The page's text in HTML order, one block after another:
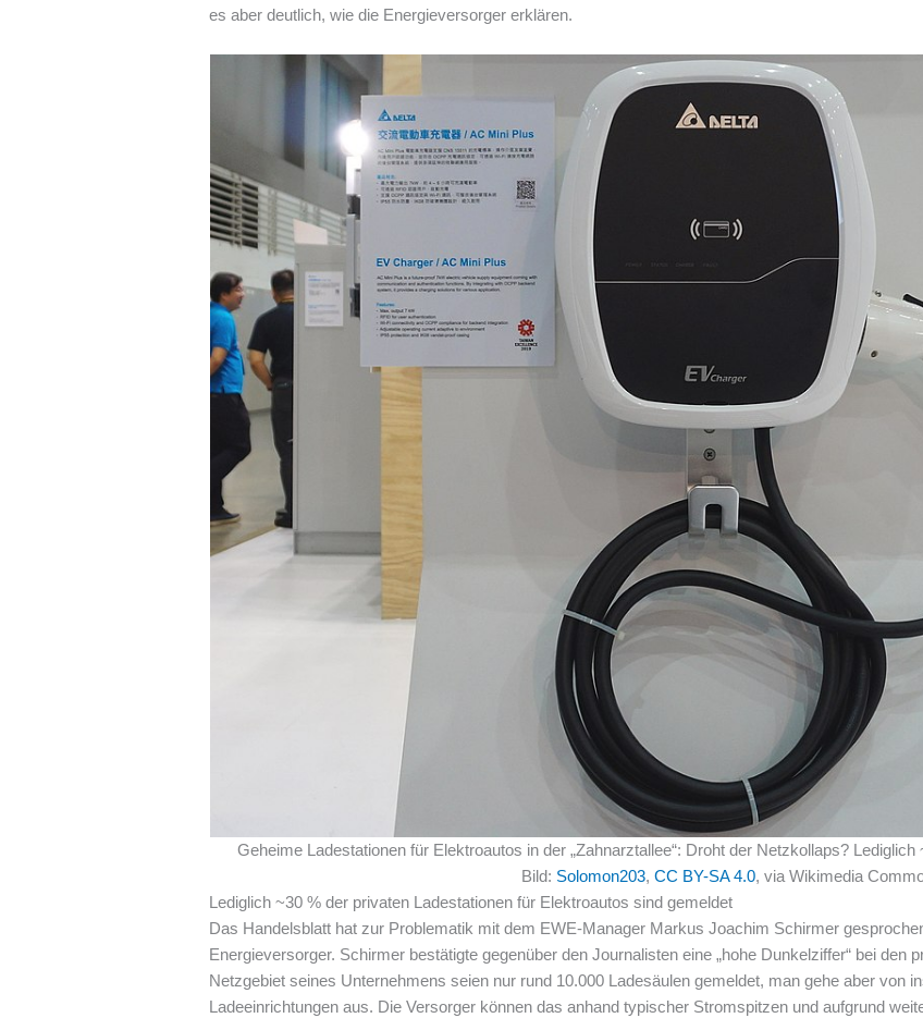
es aber deutlich, wie die Energieversorger erklären.
Geheime Ladestationen für Elektroautos in der „Zahnarztallee“: Droht der Netzkollaps?
Bild: Solomon203, CC BY-SA 4.0, via Wikimedia
Lediglich ~30 % der privaten Ladestationen für Elektroautos sind gemeldet
Das Handelsblatt hat zur Problematik mit dem EWE-Manager Markus Joachim Schirmer
Energieversorger. Schirmer bestätigte gegenüber den Journalisten eine „hohe Dunkelziffer“ bei den
Netzgebiet seines Unternehmens seien nur rund 10.000 Ladesäulen gemeldet, man gehe aber von
Ladeeinrichtungen aus. Die Versorger können das anhand typischer Stromspitzen und aufgrund